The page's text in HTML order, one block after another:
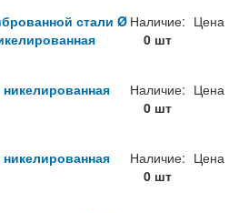
стали Ø Наличие:
0 шт
Цена
Наличие:
0 шт
Цена
Наличие:
0 шт
Цена